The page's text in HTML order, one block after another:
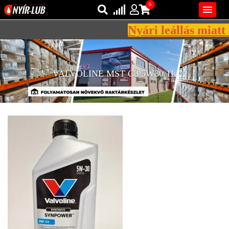
REGISZTRÁCIÓ
KENŐANYAGOK
KENŐANYAGOK
MÁRKÁK
NORMÁK
VISZKOZITÁSOK
ADALÉKOK

Bejelentkezés
Regisztráció
0
AZ ÖN KOSARA ÜRES
Nyári leállás miatt
VALVOLINE MST C3 5W30 1L